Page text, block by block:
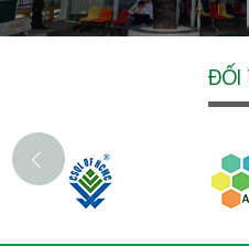
Ngoài KSK lái xe, Trung
Cá nhân, cơ quan, doanh
Bổ sung hồ sơ
Nhà hàng ăn uống
Liên hệ KSK:
ĐỐI
‹